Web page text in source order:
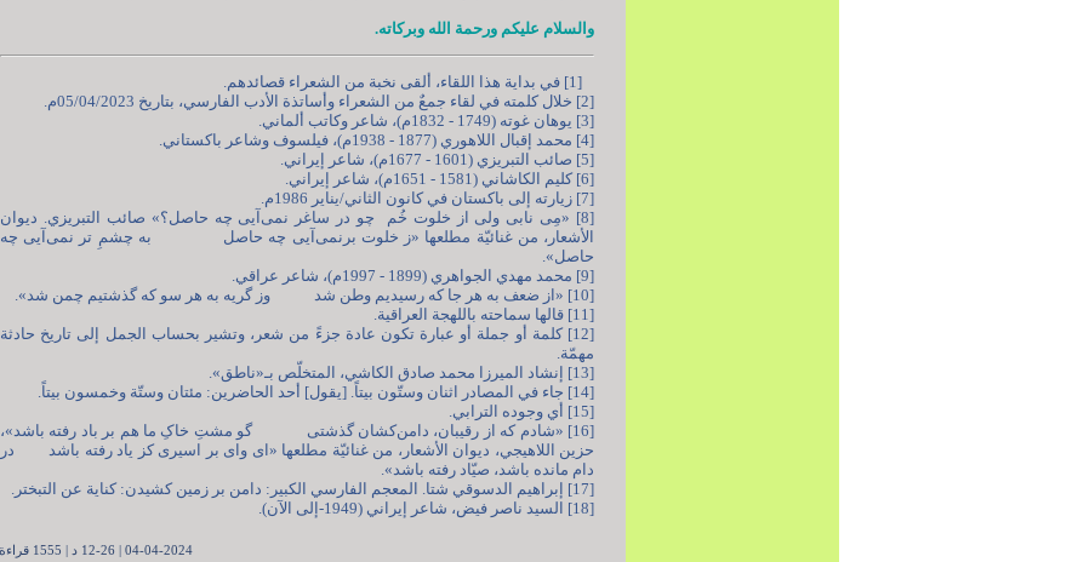
والسلام عليكم ورحمة الله وبركاته.
[1] في بداية هذا اللقاء، ألقى نخبة من الشعراء قصائدهم.
[2] خلال كلمته في لقاء جمعٌ من الشعراء وأساتذة الأدب الفارسي، بتاريخ 05/04/2023م.
[3] يوهان غوته (1749 - 1832م)، شاعر وكاتب ألماني.
[4] محمد إقبال اللاهوري (1877 - 1938م)، فيلسوف وشاعر باكستاني.
[5] صائب التبريزي (1601 - 1677م)، شاعر إيراني.
[6] كليم الكاشاني (1581 - 1651م)، شاعر إيراني.
[7] زيارته إلى باكستان في كانون الثاني/يناير 1986م.
[8] «مِی نابی ولی از خلوت خُم چو در ساغر نمی‌آیی چه حاصل؟» صائب التبريزي. ديوان
الأشعار، من غنائيّة مطلعها «ز خلوت برنمی‌آیی چه حاصل به چشمِ تر نمی‌آیی چه
حاصل».
[9] محمد مهدي الجواهري (1899 - 1997م)، شاعر عراقي.
[10] «از ضعف به هر جا که رسیدیم وطن شد وز گریه به هر سو که گذشتیم چمن شد».
[11] قالها سماحته باللهجة العراقية.
[12] كلمة أو جملة أو عبارة تكون عادة جزءً من شعر، وتشير بحساب الجمل إلى تاريخ حادثة
مهمّة.
[13] إنشاد الميرزا محمد صادق الكاشي، المتخلّص بـ«ناطق».
[14] جاء في المصادر اثنان وستّون بيتاً. [يقول] أحد الحاضرين: مئتان وستّة وخمسون بيتاً.
[15] أي وجوده الترابي.
[16] «شادم که از رقیبان، دامن‌کشان گذشتی گو مشتِ خاکِ ما هم بر باد رفته باشد»،
حزين اللاهيجي، ديوان الأشعار، من غنائيّة مطلعها «ای وای بر اسیری کز یاد رفته باشد در
دام مانده باشد، صیّاد رفته باشد».
[17] إبراهيم الدسوقي شتا. المعجم الفارسي الكبير: دامن بر زمين كشيدن: كناية عن التبختر.
[18] السيد ناصر فيض، شاعر إيراني (1949-إلى الآن).
04-04-2024 | 12-26 د | 1555 قراءة